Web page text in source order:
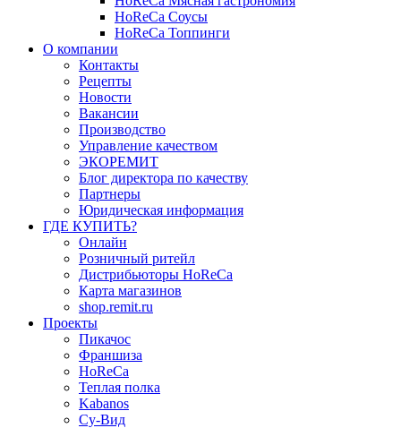
HoReCa Соусы
HoReCa Топпинги
О компании
Контакты
Рецепты
Новости
Вакансии
Производство
Управление качеством
ЭКОРЕМИТ
Блог директора по качеству
Партнеры
Юридическая информация
ГДЕ КУПИТЬ?
Онлайн
Розничный ритейл
Дистрибьюторы HoReCa
Карта магазинов
shop.remit.ru
Проекты
Пикачос
Франшиза
HoReCa
Теплая полка
Kabanos
Су-Вид